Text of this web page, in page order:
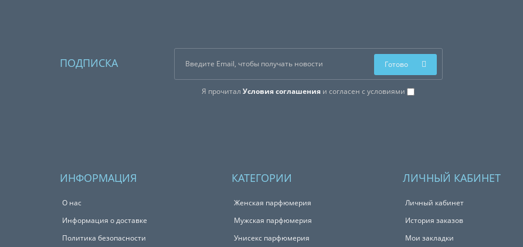
ПОДПИСКА
Я прочиталУсловия соглашения и согласен с условиями
Готово
ИНФОРМАЦИЯ
О нас
Информация о доставке
Политика безопасности
КАТЕГОРИИ
Женская парфюмерия
Мужская парфюмерия
Унисекс парфюмерия
ЛИЧНЫЙ КАБИНЕТ
Личный кабинет
История заказов
Мои закладки